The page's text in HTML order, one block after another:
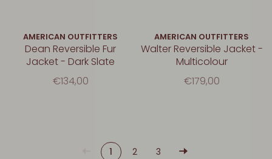
AMERICAN OUTFITTERS
Dean Reversible Fur
Jacket - Dark Slate
€134,00
AMERICAN OUTFITTERS
Walter Reversible Jacket -
Multicolour
€179,00
1 2 3